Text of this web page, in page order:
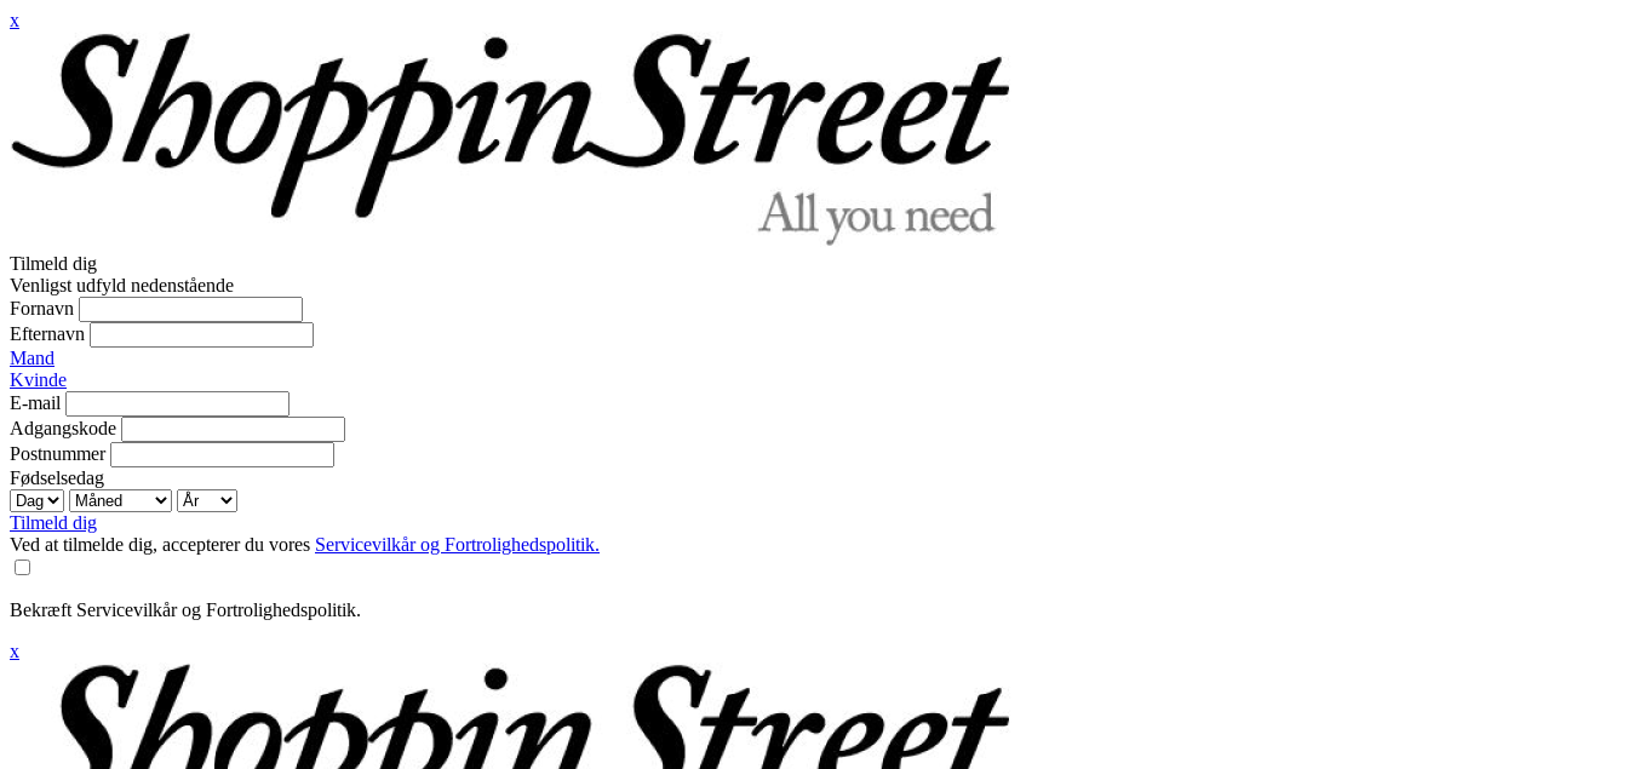
x
Tilmeld dig
Venligst udfyld nedenstående
Fornavn
Efternavn
Mand
Kvinde
E-mail
Adgangskode
Postnummer
Fødselsedag
Tilmeld dig
Ved at tilmelde dig, accepterer du vores Servicevilkår og Fortrolighedspolitik.
Bekræft Servicevilkår og Fortrolighedspolitik.
x